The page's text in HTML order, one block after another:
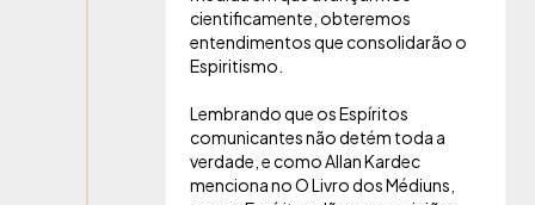
cientificamente, obteremos
entendimentos que consolidarão o
Espiritismo.
Lembrando que os Espíritos
comunicantes não detém toda a
verdade, e como Allan Kardec
menciona no O Livro dos Médiuns,